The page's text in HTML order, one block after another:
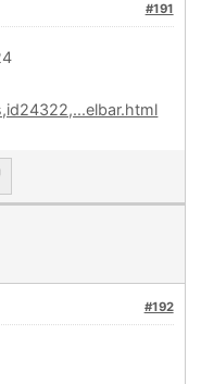
#191
#192